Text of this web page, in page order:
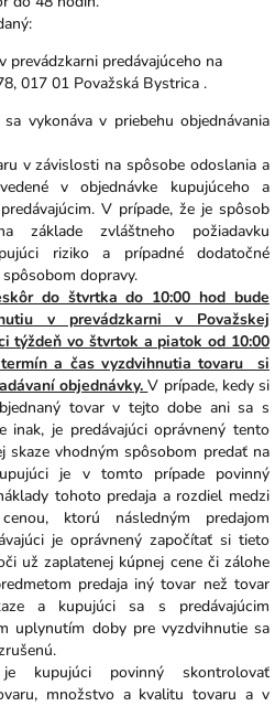
prevádzkarni predávajúceho na
017 01 Považská Bystrica .
vykonáva v priebehu objednávania
v závislosti na spôsobe odoslania a
v objednávke kupujúceho a
V prípade, že je spôsob
základe zvláštneho požiadavku
riziko a prípadné dodatočné
dopravy.
do štvrtka do 10:00 hod bude
v prevádzkarni v Považskej
týždeň vo štvrtok a piatok od 10:00
a čas vyzdvihnutia tovaru si
objednávky.V prípade, kedy si
tovar v tejto dobe ani sa s
inak, je predávajúci oprávnený tento
skaze vhodným spôsobom predať na
je v tomto prípade povinný
tohoto predaja a rozdiel medzi
ktorú následným predajom
je oprávnený započítať si tieto
už zaplatenej kúpnej cene či zálohe
predaja iný tovar než tovar
a kupujúci sa s predávajúcim
uplynutím doby pre vyzdvihnutie sa
kupujúci povinný skontrolovať
množstvo a kvalitu tovaru a v